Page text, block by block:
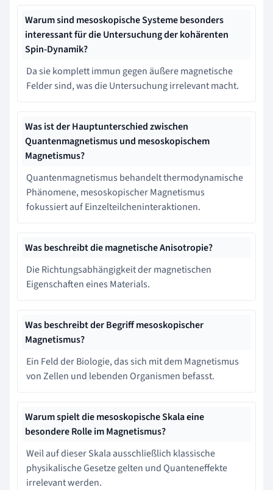
Warum sind mesoskopische Systeme besonders
interessant für die Untersuchung der kohärenten
Spin-Dynamik?
Da sie komplett immun gegen äußere magnetische
Felder sind, was die Untersuchung irrelevant macht.
Was ist der Hauptunterschied zwischen
Quantenmagnetismus und mesoskopischem
Magnetismus?
Quantenmagnetismus behandelt thermodynamische
Phänomene, mesoskopischer Magnetismus
fokussiert auf Einzelteilcheninteraktionen.
Was beschreibt die magnetische Anisotropie?
Die Richtungsabhängigkeit der magnetischen
Eigenschaften eines Materials.
Was beschreibt der Begriff mesoskopischer
Magnetismus?
Ein Feld der Biologie, das sich mit dem Magnetismus
von Zellen und lebenden Organismen befasst.
Warum spielt die mesoskopische Skala eine
besondere Rolle im Magnetismus?
Weil auf dieser Skala ausschließlich klassische
physikalische Gesetze gelten und Quanteneffekte
irrelevant werden.